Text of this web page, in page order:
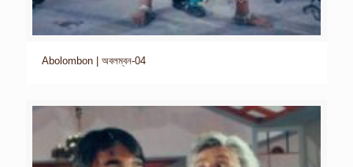
Abolombon | অবলম্বন-04